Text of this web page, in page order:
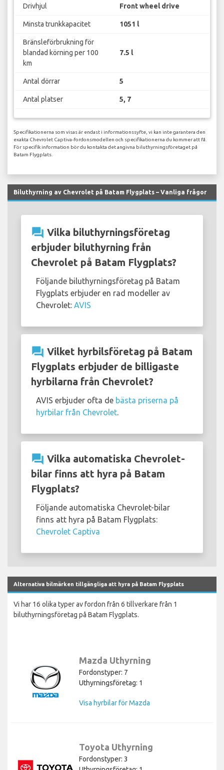
Drivhjul Front wheel drive
Minsta trunkkapacitet 1051 l
Bränsleförbrukning för
blandad körning per 100
km
7.5 l
Antal dörrar 5
Antal platser 5, 7
Specifikationerna som visas är endast i informationssyfte, vi kan inte garantera den
exakta Chevrolet Captiva-fordonsmodellen och specifikationerna du kommer att få.
För specifik information bör du kontakta det angivna biluthyrningsföretaget på
Batam Flygplats.
Biluthyrning av Chevrolet på Batam Flygplats – Vanliga frågor
question_answer Vilka biluthyrningsföretag
erbjuder biluthyrning från
Chevrolet på Batam Flygplats?
Följande biluthyrningsföretag på Batam
Flygplats erbjuder en rad modeller av
Chevrolet: AVIS
question_answer Vilket hyrbilsföretag på Batam
Flygplats erbjuder de billigaste
hyrbilarna från Chevrolet?
AVIS erbjuder ofta de bästa priserna på
hyrbilar från Chevrolet
question_answer Vilka automatiska Chevrolet-
bilar finns att hyra på Batam
Flygplats?
Följande automatiska Chevrolet-bilar
finns att hyra på Batam Flygplats:
Chevrolet Captiva
Alternativa bilmärken tillgängliga att hyra på Batam Flygplats
Vi har 16 olika typer av fordon från 6 tillverkare från 1
biluthyrningsföretag på Batam Flygplats.
Mazda Uthyrning
Fordonstyper: 7
Uthyrningsföretag: 1
Visa hyrbilar för Mazda
Toyota Uthyrning
Fordonstyper: 3